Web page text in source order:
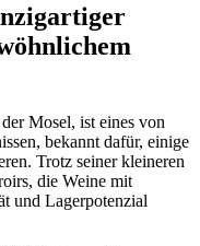
Mosel, ist eines von
bekannt dafür, einige
Trotz seiner kleineren
die Weine mit
und Lagerpotenzial